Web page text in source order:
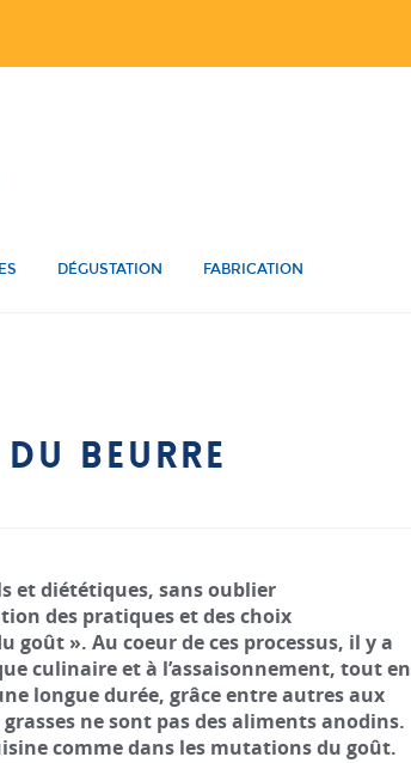
DÉGUSTATION FABRICATION
BEURRE
et diététiques, sans oublier
des pratiques et des choix
goût ». Au coeur de ces processus, il y a
culinaire et à l’assaisonnement, tout en
longue durée, grâce entre autres aux
ne sont pas des aliments anodins.
comme dans les mutations du goût.